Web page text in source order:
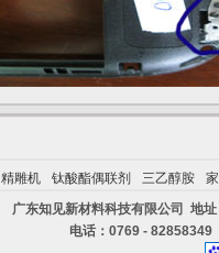
精雕机 钛酸酯偶联剂 三乙醇胺
广东知见新材料科技有限公司 地
电话：0769 -